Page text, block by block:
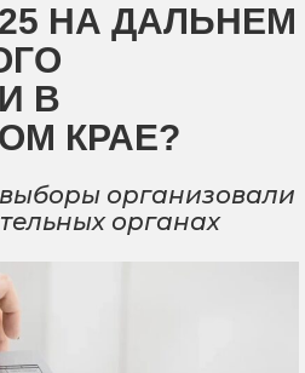
НА ДАЛЬНЕМ
В
КРАЕ?
организовали
органах